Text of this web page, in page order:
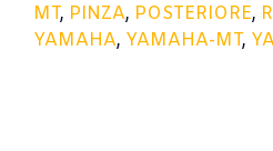
MT, PINZA, POSTERIORE,
YAMAHA, YAMAHA-MT,